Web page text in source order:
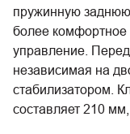
пружинную заднюю
более комфортное
управление.
независимая на
стабилизатором.
составляет 210